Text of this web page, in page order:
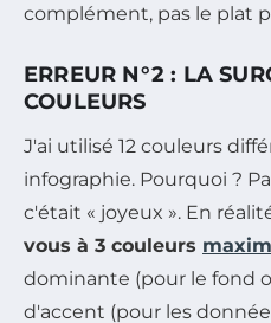
complément, pas le plat
ERREUR N°2 : LA
COULEURS
J'ai utilisé 12 couleurs
infographie. Pourquoi ?
c'était « joyeux ». En
vous à 3 couleurs
dominante (pour le fond
d'accent (pour les